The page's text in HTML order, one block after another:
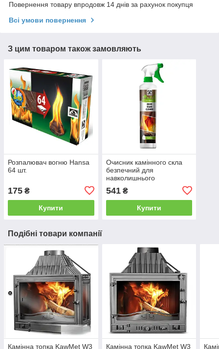
Повернення товару впродовж 14 днів за рахунок покупця
Всі умови повернення
З цим товаром також замовляють
Розпалювач вогню Hansa
64 шт.
175 ₴
Купити
Очисник камінного скла
безпечний для
навколишнього
середовища 500 мл піна
541₴
Купити
Подібні товари компанії
Камінна топка KawMet W3
Камінна топка KawMet W3